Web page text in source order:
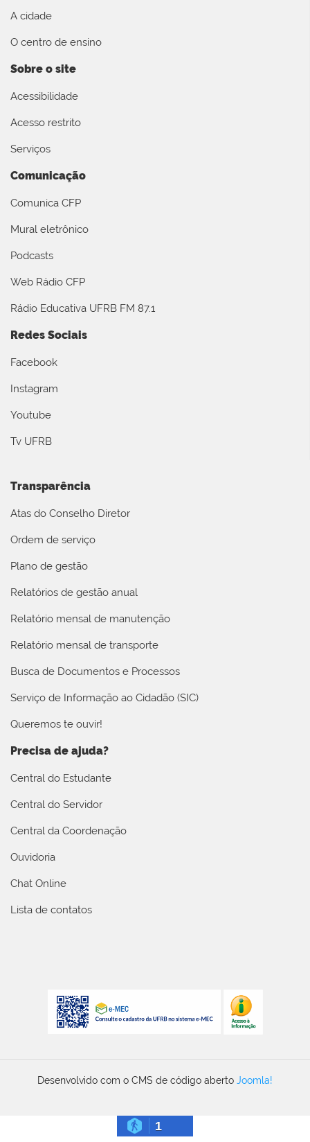
A cidade
O centro de ensino
Sobre o site
Acessibilidade
Acesso restrito
Serviços
Comunicação
Comunica CFP
Mural eletrônico
Podcasts
Web Rádio CFP
Rádio Educativa UFRB FM 87.1
Redes Sociais
Facebook
Instagram
Youtube
Tv UFRB
Transparência
Atas do Conselho Diretor
Ordem de serviço
Plano de gestão
Relatórios de gestão anual
Relatório mensal de manutenção
Relatório mensal de transporte
Busca de Documentos e Processos
Serviço de Informação ao Cidadão (SIC)
Queremos te ouvir!
Precisa de ajuda?
Central do Estudante
Central do Servidor
Central da Coordenação
Ouvidoria
Chat Online
Lista de contatos
Desenvolvido com o CMS de código aberto Joomla!
1